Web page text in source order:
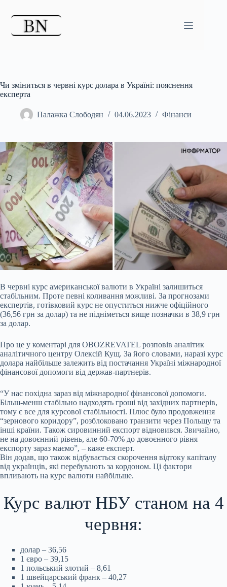
Чи зміниться в червні курс долара в Україні: пояснення
експерта
Палажка Слободян 04.06.2023 Фінанси
В червні курс американської валюти в Україні залишиться
стабільним. Проте певні коливання можливі. За прогнозами
експертів, готівковий курс не опуститься нижче офіційного
(36,56 грн за долар) та не підніметься вище позначки в 38,9 грн
за долар.
Про це у коментарі для OBOZREVATEL розповів аналітик
аналітичного центру Олексій Кущ. За його словами, наразі курс
долара найбільше залежить від постачання Україні міжнародної
фінансової допомоги від держав-партнерів.
“У нас похідна зараз від міжнародної фінансової допомоги.
Більш-менш стабільно надходять гроші від західних партнерів,
тому є все для курсової стабільності. Плюс було продовження
“зернового коридору”, розблоковано транзити через Польщу та
інші країни. Також сировинний експорт відновився. Звичайно,
не на довоєнний рівень, але 60-70% до довоєнного рівня
експорту зараз маємо”, – каже експерт.
Він додав, що також відбувається скорочення відтоку капіталу
від українців, які перебувають за кордоном. Ці фактори
впливають на курс валюти найбільше.
Курс валют НБУ станом на 4
червня:
долар – 36,56
1 євро – 39,15
1 польський злотий – 8,61
1 швейцарський франк – 40,27